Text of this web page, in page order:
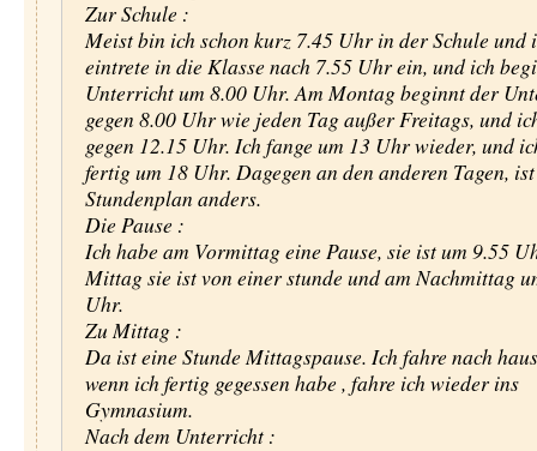
Zur Schule :
Meist bin ich schon kurz 7.45 Uhr in der Schule und
eintrete in die Klasse nach 7.55 Uhr ein, und ich
Unterricht um 8.00 Uhr. Am Montag beginnt der
gegen 8.00 Uhr wie jeden Tag außer Freitags, und
gegen 12.15 Uhr. Ich fange um 13 Uhr wieder, und
fertig um 18 Uhr. Dagegen an den anderen Tagen,
Stundenplan anders.
Die Pause :
Ich habe am Vormittag eine Pause, sie ist um 9.55
Mittag sie ist von einer stunde und am Nachmittag
Uhr.
Zu Mittag :
Da ist eine Stunde Mittagspause. Ich fahre nach
wenn ich fertig gegessen habe , fahre ich wieder ins
Gymnasium.
Nach dem Unterricht :